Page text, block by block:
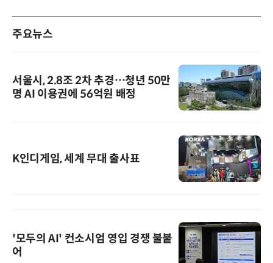
주요뉴스
서울시, 2.8조 2차 추경…청년 50만
명 AI 이용권에 56억원 배정
K인디게임, 세계 무대 출사표
'모두의 AI' 컨소시엄 영입 경쟁 불붙
어